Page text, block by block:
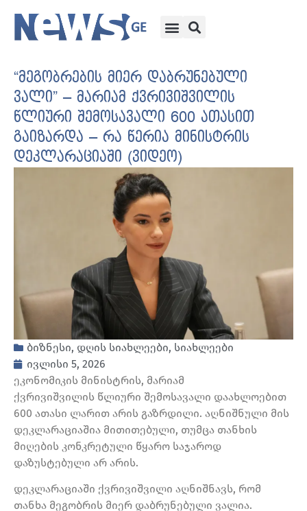
“მეგობრების მიერ დაბრუნებული
ვალი” – მარიამ ქვრივიშვილის
წლიური შემოსავალი 600 ათასით
გაიზარდა – რა წერია მინისტრის
დეკლარაციაში (ვიდეო)
ბიზნესი, დღის სიახლეები, სიახლეები
ივლისი 5, 2026
ეკონომიკის მინისტრის, მარიამ
ქვრივიშვილის წლიური შემოსავალი დაახლოებით
600 ათასი ლარით არის გაზრდილი. აღნიშნული მის
დეკლარაციაშია მითითებული, თუმცა თანხის
მიღების კონკრეტული წყარო საჯაროდ
დაზუსტებული არ არის.
დეკლარაციაში ქვრივიშვილი აღნიშნავს, რომ
თანხა მეგობრის მიერ დაბრუნებული ვალია.